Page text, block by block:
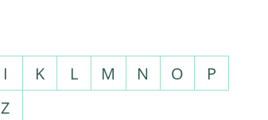
I K L M N O
P
Z